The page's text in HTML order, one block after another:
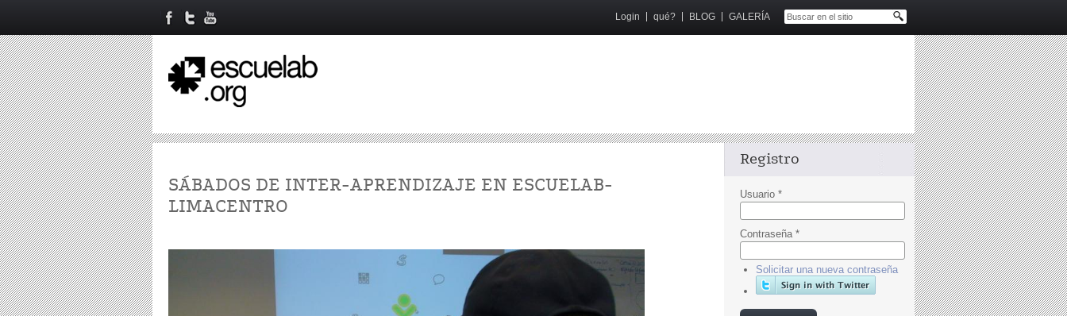
Login qué? BLOG GALERÍA
SÁBADOS DE INTER-APRENDIZAJE EN ESCUELAB-
LIMACENTRO
Registro
Usuario *
Contraseña *
Solicitar una nueva contraseña